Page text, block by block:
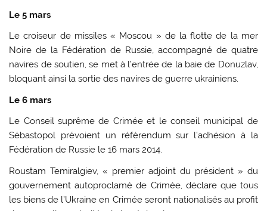
Le 5 mars
Le croiseur de missiles « Moscou » de la flotte de la mer
Noire de la Fédération de Russie, accompagné de quatre
navires de soutien, se met à l’entrée de la baie de Donuzlav,
bloquant ainsi la sortie des navires de guerre ukrainiens.
Le 6 mars
Le Conseil suprême de Crimée et le conseil municipal de
Sébastopol prévoient un référendum sur l’adhésion à la
Fédération de Russie le 16 mars 2014.
Roustam Temiralgiev, « premier adjoint du président » du
gouvernement autoproclamé de Crimée, déclare que tous
les biens de l’Ukraine en Crimée seront nationalisés au profit